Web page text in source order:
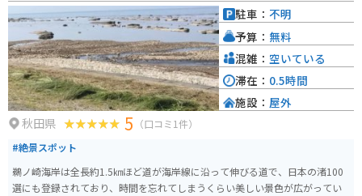
いの roads をツーリングする際には、ぜひ立ち寄ってみてください。雄大な
景色を眺めながら、地元の美味しいグルメを堪能できます。道の駅 しょうわ
は、秋田の魅力が詰まった道の駅です。
秋田県 5 （口コミ1件）
#絶景スポット
鵜ノ崎海岸は全長約1.5㎞ほど道が海岸線に沿って伸びる道で、日本の渚100
選にも登録されており、時間を忘れてしまうくらい美しい景色が広がってい
駐車： 不明
予算： 無料
混雑： 空いている
滞在： 0.5時間
施設： 屋外